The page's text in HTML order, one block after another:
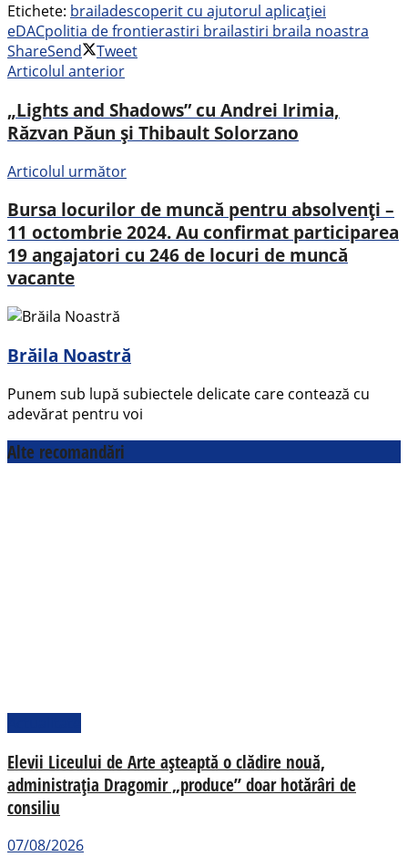
Etichete: brailadescoperit cu ajutorul aplicației
eDACpolitia de frontierastiri brailastiri braila noastra
ShareSend
Tweet
Articolul anterior
„Lights and Shadows” cu Andrei Irimia,
Răzvan Păun și Thibault Solorzano
Articolul următor
Bursa locurilor de muncă pentru absolvenţi –
11 octombrie 2024. Au confirmat participarea
19 angajatori cu 246 de locuri de muncă
vacante
Brăila Noastră
Punem sub lupă subiectele delicate care contează cu
adevărat pentru voi
Alte recomandări
Elevii Liceului de Arte așteaptă o clădire nouă,
administrația Dragomir „produce” doar hotărâri de
consiliu
07/08/2026